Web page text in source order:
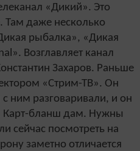
«Дикий». Это
Там даже несколько
рыбалка», «Дикая
Возглавляет канал
Захаров. Раньше
«Стрим-ТВ». Он
ним разговаривали, и он
Карт-бланш дам. Нужны
сейчас посмотреть на
заметно отличается